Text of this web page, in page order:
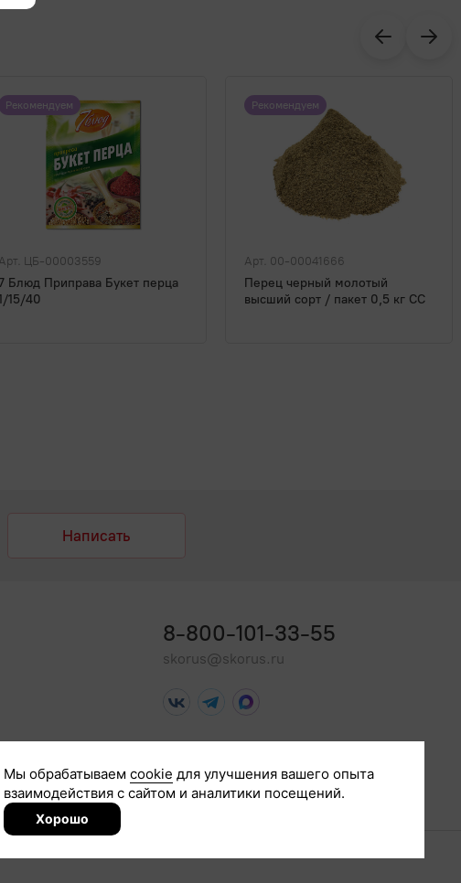
Рекомендуем
Арт. ЦБ-00003559
Блюд Приправа Букет перца
15/40
Рекомендуем
Арт. 00-00041666
Перец черный молотый
высший сорт / пакет 0,5 кг СС
Написать
8-800-101-33-55
skorus@skorus.ru